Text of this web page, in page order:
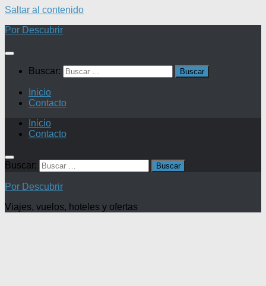
Saltar al contenido
Por Descubrir
Buscar:
Inicio
Contacto
Inicio
Contacto
Buscar:
Por Descubrir
Viajes, vuelos, hoteles y ofertas